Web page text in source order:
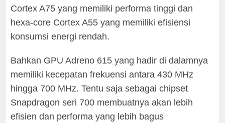
Cortex A75 yang memiliki performa tinggi dan
hexa-core Cortex A55 yang memiliki efisiensi
konsumsi energi rendah.
Bahkan GPU Adreno 615 yang hadir di dalamnya
memiliki kecepatan frekuensi antara 430 MHz
hingga 700 MHz. Tentu saja sebagai chipset
Snapdragon seri 700 membuatnya akan lebih
efisien dan performa yang lebih bagus